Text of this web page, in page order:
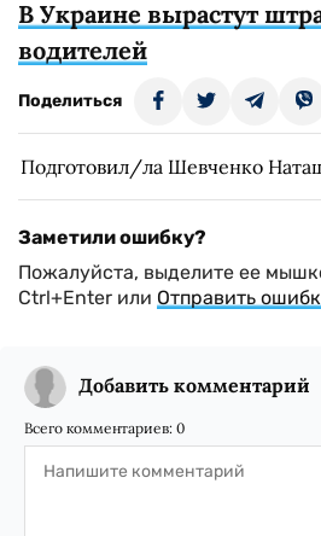
В Украине вырастут
водителей
Поделиться
Подготовил/ла Шевченко
Заметили ошибку?
Пожалуйста, выделите ее
Ctrl+Enter или Отправить
Добавить комментарий
Всего комментариев: 0